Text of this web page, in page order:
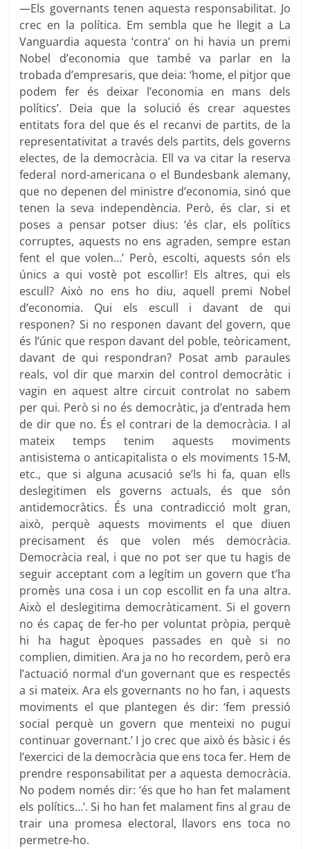
—Els governants tenen aquesta responsabilitat. Jo
crec en la política. Em sembla que he llegit a La
Vanguardia aquesta ‘contra’ on hi havia un premi
Nobel d’economia que també va parlar en la
trobada d’empresaris, que deia: ‘home, el pitjor que
podem fer és deixar l’economia en mans dels
polítics’. Deia que la solució és crear aquestes
entitats fora del que és el recanvi de partits, de la
representativitat a través dels partits, dels governs
electes, de la democràcia. Ell va va citar la reserva
federal nord-americana o el Bundesbank alemany,
que no depenen del ministre d’economia, sinó que
tenen la seva independència. Però, és clar, si et
poses a pensar potser dius: ‘és clar, els polítics
corruptes, aquests no ens agraden, sempre estan
fent el que volen…’ Però, escolti, aquests són els
únics a qui vostè pot escollir! Els altres, qui els
escull? Això no ens ho diu, aquell premi Nobel
d’economia. Qui els escull i davant de qui
responen? Si no responen davant del govern, que
és l’únic que respon davant del poble, teòricament,
davant de qui respondran? Posat amb paraules
reals, vol dir que marxin del control democràtic i
vagin en aquest altre circuit controlat no sabem
per qui. Però si no és democràtic, ja d’entrada hem
de dir que no. És el contrari de la democràcia. I al
mateix temps tenim aquests moviments
antisistema o anticapitalista o els moviments 15-M,
etc., que si alguna acusació se’ls hi fa, quan ells
deslegitimen els governs actuals, és que són
antidemocràtics. És una contradicció molt gran,
això, perquè aquests moviments el que diuen
precisament és que volen més democràcia.
Democràcia real, i que no pot ser que tu hagis de
seguir acceptant com a legítim un govern que t’ha
promès una cosa i un cop escollit en fa una altra.
Això el deslegitima democràticament. Si el govern
no és capaç de fer-ho per voluntat pròpia, perquè
hi ha hagut èpoques passades en què si no
complien, dimitien. Ara ja no ho recordem, però era
l’actuació normal d’un governant que es respectés
a si mateix. Ara els governants no ho fan, i aquests
moviments el que plantegen és dir: ‘fem pressió
social perquè un govern que menteixi no pugui
continuar governant.’ I jo crec que això és bàsic i és
l’exercici de la democràcia que ens toca fer. Hem de
prendre responsabilitat per a aquesta democràcia.
No podem només dir: ‘és que ho han fet malament
els polítics…’. Si ho han fet malament fins al grau de
trair una promesa electoral, llavors ens toca no
permetre-ho.